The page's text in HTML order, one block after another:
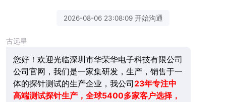
2026-08-06 23:08:09 开始沟通
古远星
您好！欢迎光临深圳市华荣华电子科技有限公司
公司官网，我们是一家集研发，生产，销售于一
体的探针测试的生产企业，我公司23年专注中
高端测试探针生产，全球5400多家客户选择，